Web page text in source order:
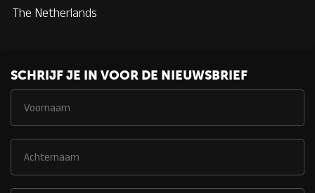
The Netherlands
SCHRIJF JE IN VOOR DE NIEUWSBRIEF